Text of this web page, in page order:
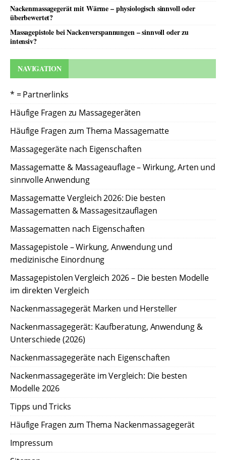
Nackenmassagegerät mit Wärme – physiologisch sinnvoll oder
überbewertet?
Massagepistole bei Nackenverspannungen – sinnvoll oder zu
intensiv?
NAVIGATION
* = Partnerlinks
Häufige Fragen zu Massagegeräten
Häufige Fragen zum Thema Massagematte
Massagegeräte nach Eigenschaften
Massagematte & Massageauflage – Wirkung, Arten und
sinnvolle Anwendung
Massagematte Vergleich 2026: Die besten
Massagematten & Massagesitzauflagen
Massagematten nach Eigenschaften
Massagepistole – Wirkung, Anwendung und
medizinische Einordnung
Massagepistolen Vergleich 2026 – Die besten Modelle
im direkten Vergleich
Nackenmassagegerät Marken und Hersteller
Nackenmassagegerät: Kaufberatung, Anwendung &
Unterschiede (2026)
Nackenmassagegeräte nach Eigenschaften
Nackenmassagegeräte im Vergleich: Die besten
Modelle 2026
Tipps und Tricks
Häufige Fragen zum Thema Nackenmassagegerät
Impressum